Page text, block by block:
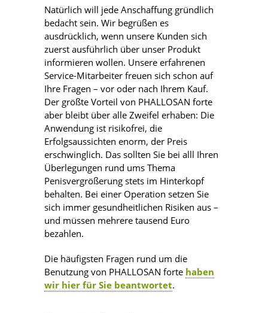
Natürlich will jede Anschaffung gründlich
bedacht sein. Wir begrüßen es
ausdrücklich, wenn unsere Kunden sich
zuerst ausführlich über unser Produkt
informieren wollen. Unsere erfahrenen
Service-Mitarbeiter freuen sich schon auf
Ihre Fragen – vor oder nach Ihrem Kauf.
Der größte Vorteil von PHALLOSAN forte
aber bleibt über alle Zweifel erhaben: Die
Anwendung ist risikofrei, die
Erfolgsaussichten enorm, der Preis
erschwinglich. Das sollten Sie bei alll Ihren
Überlegungen rund ums Thema
Penisvergrößerung stets im Hinterkopf
behalten. Bei einer Operation setzen Sie
sich immer gesundheitlichen Risiken aus –
und müssen mehrere tausend Euro
bezahlen.
Die häufigsten Fragen rund um die
Benutzung von PHALLOSAN forte haben
wir hier für Sie beantwortet.